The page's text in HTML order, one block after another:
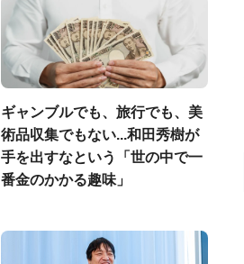
ギャンブルでも、旅行でも、美
術品収集でもない...和田秀樹が
手を出すなという「世の中で一
番金のかかる趣味」